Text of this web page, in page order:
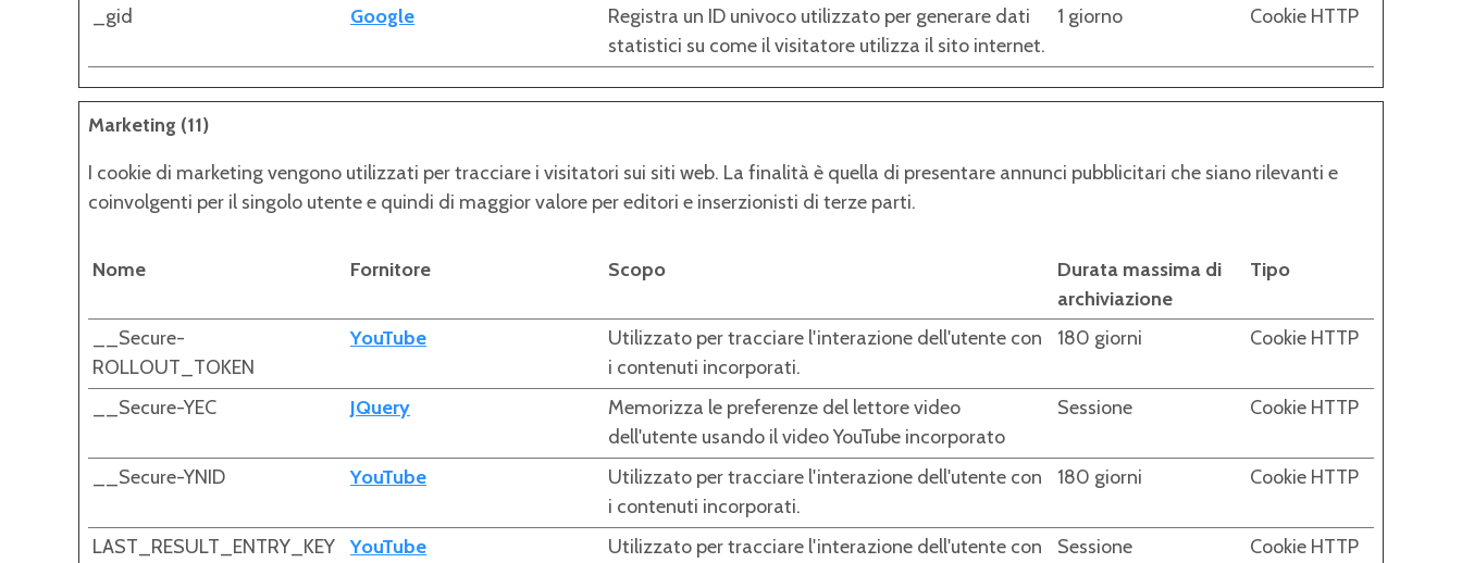
_gid Google
Registra un ID univoco utilizzato per generare dati
statistici su come il visitatore utilizza il sito internet.
1 giorno Cookie HTTP
Marketing (11)
I cookie di marketing vengono utilizzati per tracciare i visitatori sui siti web. La finalità è quella di presentare annunci pubblicitari che siano rilevanti e
coinvolgenti per il singolo utente e quindi di maggior valore per editori e inserzionisti di terze parti.
Nome Fornitore Scopo
Durata massima di
archiviazione
Tipo
__Secure-
ROLLOUT_TOKEN
YouTube
Utilizzato per tracciare l'interazione dell'utente con
i contenuti incorporati.
180 giorni Cookie HTTP
__Secure-YEC JQuery
Memorizza le preferenze del lettore video
dell'utente usando il video YouTube incorporato
Sessione Cookie HTTP
__Secure-YNID YouTube
Utilizzato per tracciare l'interazione dell'utente con
i contenuti incorporati.
180 giorni Cookie HTTP
LAST_RESULT_ENTRY_KEY YouTube
Utilizzato per tracciare l'interazione dell'utente con
Sessione Cookie HTTP